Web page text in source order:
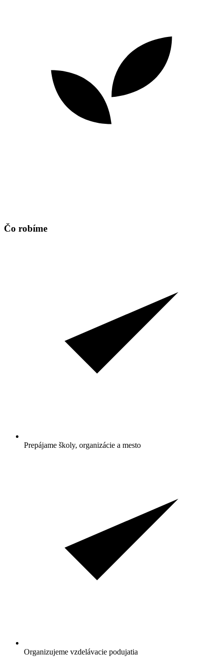
Čo robíme
Prepájame školy, organizácie a mesto
Organizujeme vzdelávacie podujatia